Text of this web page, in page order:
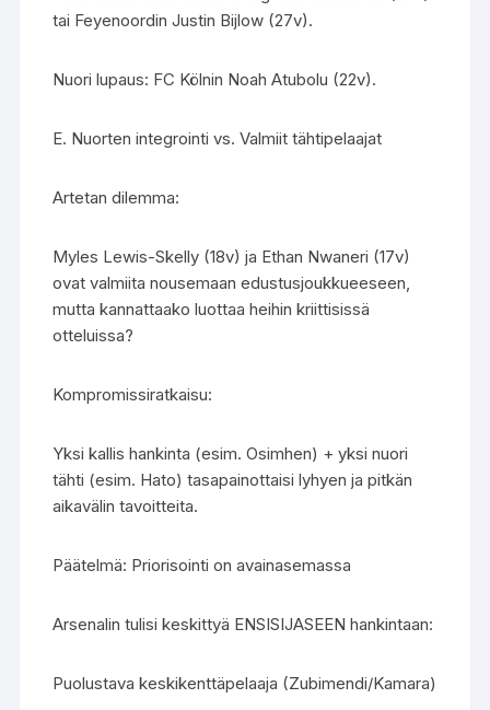
tai Feyenoordin Justin Bijlow (27v).
Nuori lupaus: FC Kölnin Noah Atubolu (22v).
E. Nuorten integrointi vs. Valmiit tähtipelaajat
Artetan dilemma:
Myles Lewis-Skelly (18v) ja Ethan Nwaneri (17v)
ovat valmiita nousemaan edustusjoukkueeseen,
mutta kannattaako luottaa heihin kriittisissä
otteluissa?
Kompromissiratkaisu:
Yksi kallis hankinta (esim. Osimhen) + yksi nuori
tähti (esim. Hato) tasapainottaisi lyhyen ja pitkän
aikavälin tavoitteita.
Päätelmä: Priorisointi on avainasemassa
Arsenalin tulisi keskittyä ENSISIJASEEN hankintaan:
Puolustava keskikenttäpelaaja (Zubimendi/Kamara)